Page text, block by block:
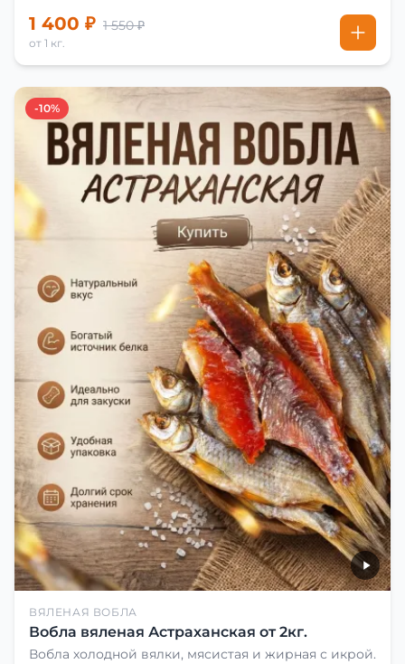
1 400 ₽ 1 550 ₽
от 1 кг.
-10%
ВЯЛЕНАЯ ВОБЛА
Вобла вяленая Астраханская от 2кг.
Вобла холодной вялки, мясистая и жирная с икрой.